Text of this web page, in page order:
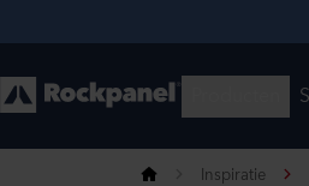
Inspiratie